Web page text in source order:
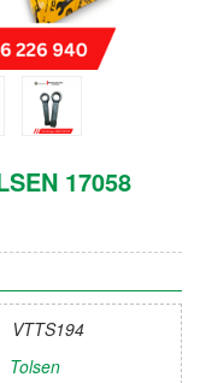
17058
VTTS194
Tolsen